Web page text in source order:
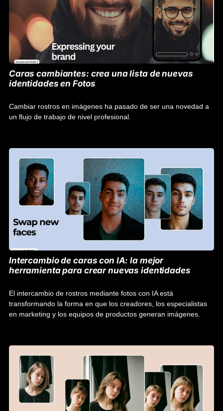
Caras cambiantes: crea una lista de nuevas
identidades en Fotos
Cambiar rostros en imágenes ha pasado de ser una novedad a
un flujo de trabajo de nivel profesional.
Intercambio de caras con IA: la mejor
herramienta para crear nuevas identidades
El intercambio de rostros mediante fotos con IA está
transformando la forma en que los creadores, los especialistas
en marketing y los equipos de productos generan imágenes.